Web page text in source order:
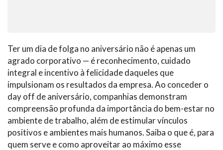
Ter um dia de folga no aniversário não é apenas um
agrado corporativo — é reconhecimento, cuidado
integral e incentivo à felicidade daqueles que
impulsionam os resultados da empresa. Ao conceder o
day off de aniversário, companhias demonstram
compreensão profunda da importância do bem-estar no
ambiente de trabalho, além de estimular vínculos
positivos e ambientes mais humanos. Saiba o que é, para
quem serve e como aproveitar ao máximo esse